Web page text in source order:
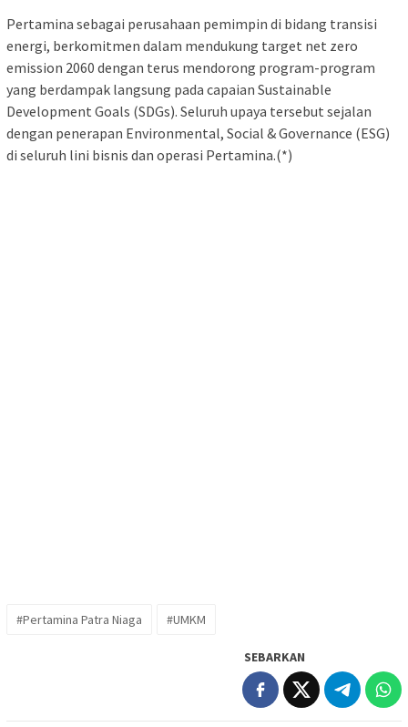
Pertamina sebagai perusahaan pemimpin di bidang transisi
energi, berkomitmen dalam mendukung target net zero
emission 2060 dengan terus mendorong program-program
yang berdampak langsung pada capaian Sustainable
Development Goals (SDGs). Seluruh upaya tersebut sejalan
dengan penerapan Environmental, Social & Governance (ESG)
di seluruh lini bisnis dan operasi Pertamina.(*)
#Pertamina Patra Niaga #UMKM
SEBARKAN